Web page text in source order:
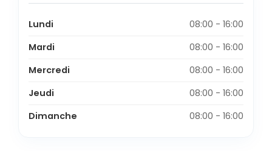
Lundi
08:00 - 16:00
Mardi
08:00 - 16:00
Mercredi
08:00 - 16:00
Jeudi
08:00 - 16:00
Dimanche
08:00 - 16:00